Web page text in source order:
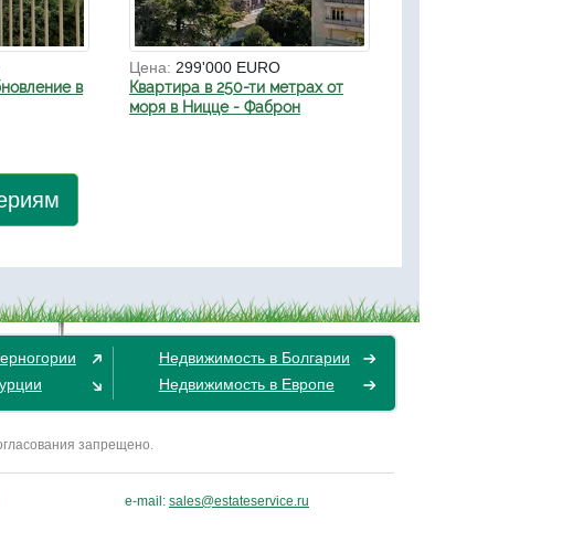
в
Цена: 299'000 EURO
Квартира в 250-ти метрах от
моря в Ницце - Фаброн
Недвижимость в Болгарии
Недвижимость в Европе
запрещено.
e-mail: sales@estateservice.ru